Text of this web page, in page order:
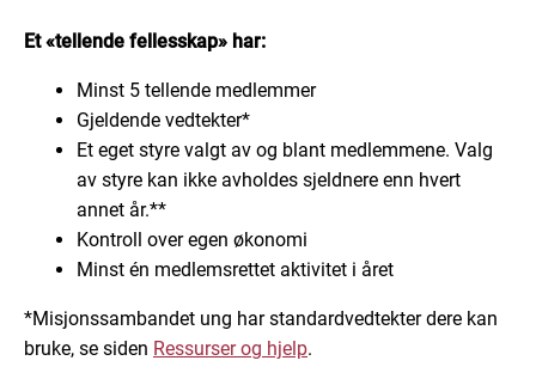
Et «tellende fellesskap» har:
Minst 5 tellende medlemmer
Gjeldende vedtekter*
Et eget styre valgt av og blant medlemmene. Valg
av styre kan ikke avholdes sjeldnere enn hvert
annet år.**
Kontroll over egen økonomi
Minst én medlemsrettet aktivitet i året
*Misjonssambandet ung har standardvedtekter dere kan
bruke, se siden Ressurser og hjelp.